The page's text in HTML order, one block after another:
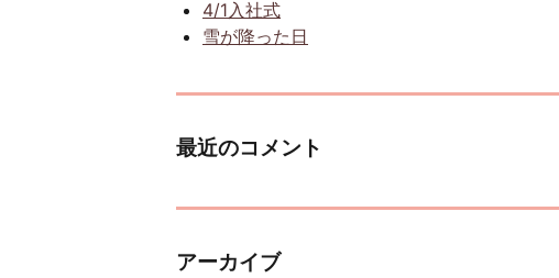
4/1入社式
雪が降った日
最近のコメント
アーカイブ